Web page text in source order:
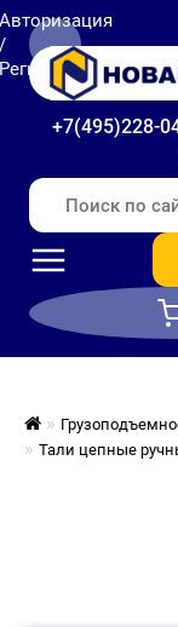
+7(495)228-
Тали цепные